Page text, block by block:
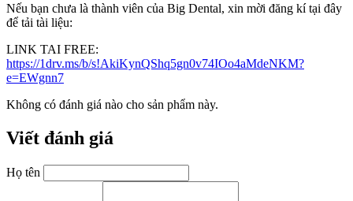
Nếu bạn chưa là thành viên của Big Dental, xin mời đăng kí tại đây
để tải tài liệu:
LINK TAI FREE:
https://1drv.ms/b/s!AkiKynQShq5gn0v74IOo4aMdeNKM?
e=EWgnn7
Không có đánh giá nào cho sản phẩm này.
Viết đánh giá
Họ tên